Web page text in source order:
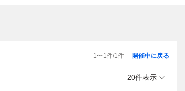
1〜1件/1件 開催中に戻る
20件表示